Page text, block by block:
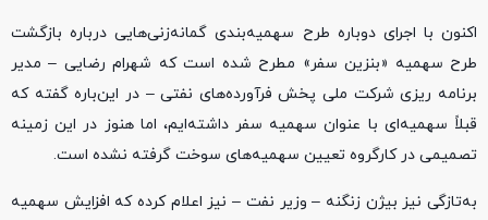
اکنون با اجرای دوباره طرح سهمیه‌بندی گمانه‌زنی‌هایی درباره بازگشت
طرح سهمیه «بنزین سفر» مطرح شده است که شهرام رضایی – مدیر
برنامه ریزی شرکت ملی پخش فرآورده‌های نفتی – در این‌باره گفته که
قبلاً سهمیه‌ای با عنوان سهمیه سفر داشته‌ایم، اما هنوز در این زمینه
تصمیمی در کارگروه تعیین سهمیه‌های سوخت گرفته نشده است.
به‌تازگی نیز بیژن زنگنه – وزیر نفت – نیز اعلام کرده که افزایش سهمیه‌